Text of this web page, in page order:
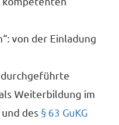
von der Einladung
Weiterbildung im
und des § 63 GuKG